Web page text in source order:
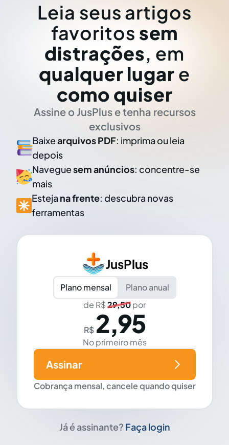
Leia seus artigos
favoritos sem
distrações, em
qualquer lugar e
como quiser
Assine o JusPlus e tenha recursos
exclusivos
Baixearquivos PDF: imprima ou leia
depois
Naveguesem anúncios: concentre-se
mais
Esteja na frente: descubra novas
ferramentas
JusPlus
Plano mensal
Plano anual
de R$29,50por
R$ 2,95
No primeiro mês
Cobrança mensal, cancele quando quiser
Assinar
Já é assinante? Faça login